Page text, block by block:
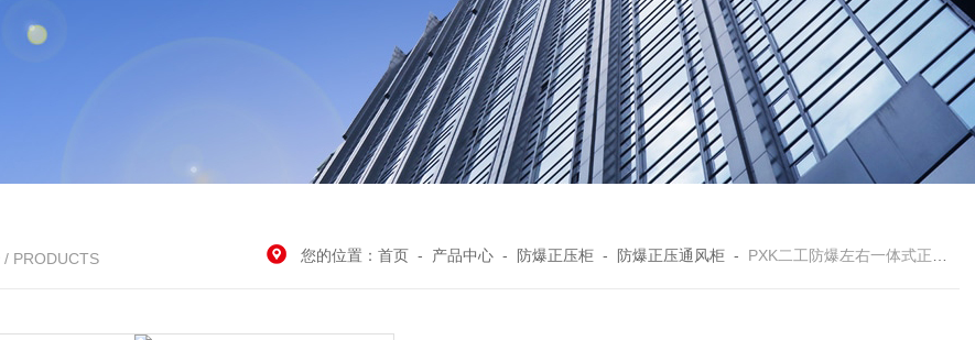
/ PRODUCTS 您的位置：首页 - 产品中心 - 防爆正压柜 - 防爆正压通风柜 - PXK二工防爆左右一体式正压防爆配电柜